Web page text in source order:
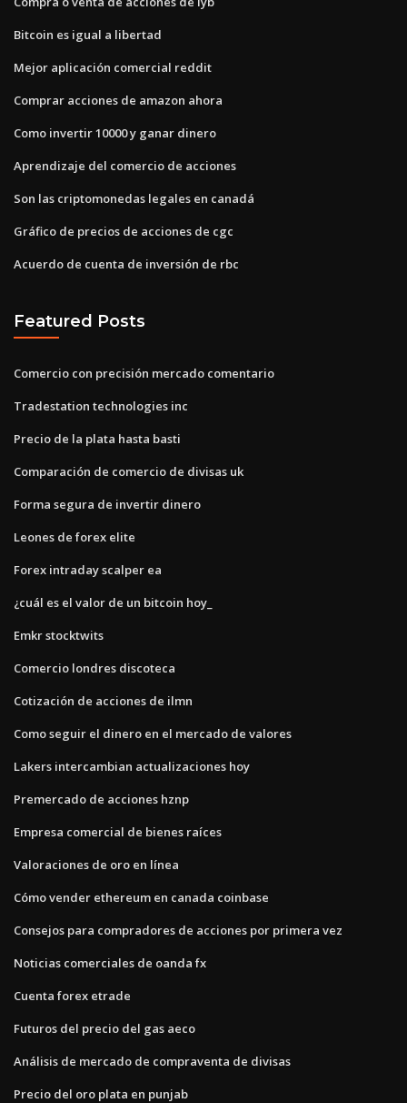
Bitcoin es igual a libertad
Mejor aplicación comercial reddit
Comprar acciones de amazon ahora
Como invertir 10000 y ganar dinero
Aprendizaje del comercio de acciones
Son las criptomonedas legales en canadá
Gráfico de precios de acciones de cgc
Acuerdo de cuenta de inversión de rbc
Featured Posts
Comercio con precisión mercado comentario
Tradestation technologies inc
Precio de la plata hasta basti
Comparación de comercio de divisas uk
Forma segura de invertir dinero
Leones de forex elite
Forex intraday scalper ea
¿cuál es el valor de un bitcoin hoy_
Emkr stocktwits
Comercio londres discoteca
Cotización de acciones de ilmn
Como seguir el dinero en el mercado de valores
Lakers intercambian actualizaciones hoy
Premercado de acciones hznp
Empresa comercial de bienes raíces
Valoraciones de oro en línea
Cómo vender ethereum en canada coinbase
Consejos para compradores de acciones por primera vez
Noticias comerciales de oanda fx
Cuenta forex etrade
Futuros del precio del gas aeco
Análisis de mercado de compraventa de divisas
Precio del oro plata en punjab